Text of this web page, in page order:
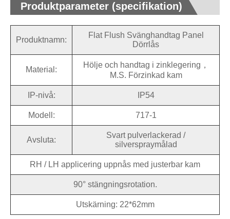
Produktparameter (specifikation)
Produktnamn:
Flat Flush Svänghandtag Panel
Dörrlås
Material:
Hölje och handtag i zinklegering，
M.S. Förzinkad kam
IP-nivå: IP54
Modell: 717-1
Avsluta:
Svart pulverlackerad /
silverspraymålad
RH / LH applicering uppnås med justerbar kam
90° stängningsrotation.
Utskärning: 22*62mm